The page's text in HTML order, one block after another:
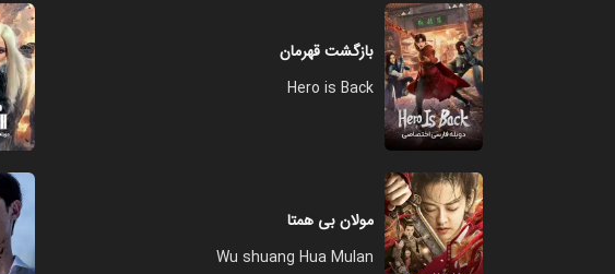
بازگشت قهرمان
Hero is Back
مولان بی همتا
Wu shuang Hua Mulan